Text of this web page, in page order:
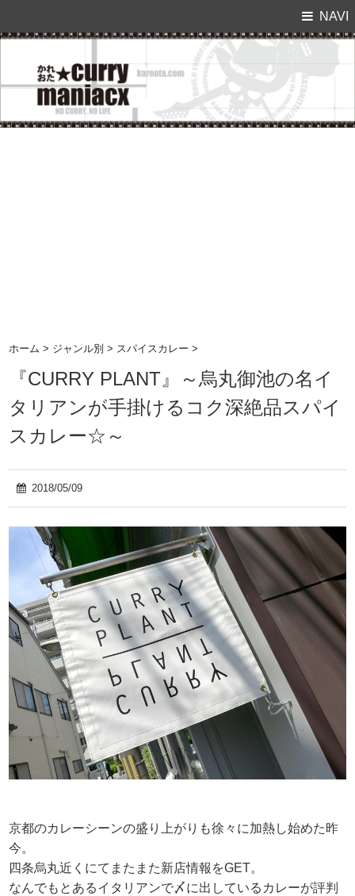
NAVI
ホーム > ジャンル別 > スパイスカレー >
『CURRY PLANT』～烏丸御池の名イ
タリアンが手掛けるコク深絶品スパイ
スカレー☆～
2018/05/09
京都のカレーシーンの盛り上がりも徐々に加熱し始めた昨
今。
四条烏丸近くにてまたまた新店情報をGET。
なんでもとあるイタリアンで〆に出しているカレーが評判